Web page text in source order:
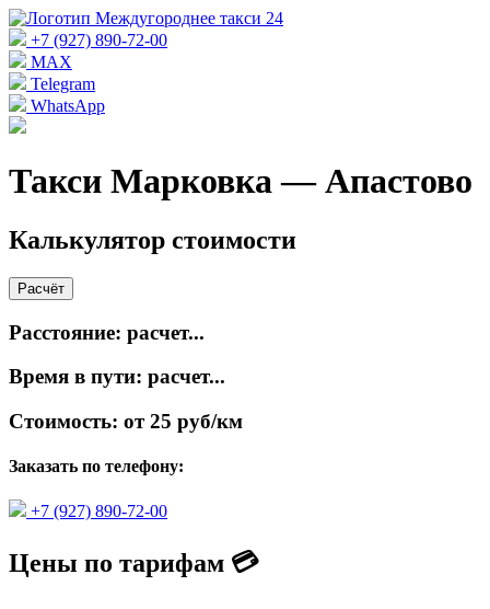
+7 (927) 890-72-00
MAX
Telegram
WhatsApp
Такси Марковка — Апастово
Калькулятор стоимости
Расчёт
Расстояние: расчет...
Время в пути: расчет...
Стоимость: от 25 руб/км
Заказать по телефону:
+7 (927) 890-72-00
Цены по тарифам 💳